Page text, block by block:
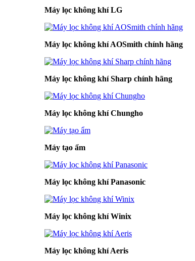
Máy lọc không khí LG
Máy lọc không khí AOSmith chính hãng
Máy lọc không khí Sharp chính hãng
Máy lọc không khí Chungho
Máy tạo ẩm
Máy lọc không khí Panasonic
Máy lọc không khí Winix
Máy lọc không khí Aeris